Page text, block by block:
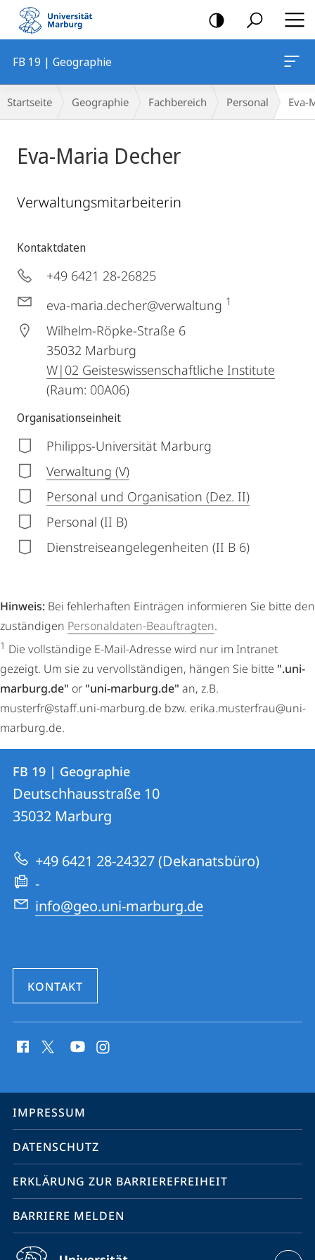
Mobile-
Navigation
FB 19 | Geographie
Breadcrumb-
Navigation
Startseite Geographie Fachbereich Personal Eva-
Eva-Maria Decher
Verwaltungsmitarbeiterin
Kontaktdaten
+49 6421 28-26825
eva-maria.decher@verwaltung 1
Wilhelm-Röpke-Straße 6
35032 Marburg
W|02 Geisteswissenschaftliche Institute
(Raum: 00A06)
Organisationseinheit
Philipps-Universität Marburg
Verwaltung (V)
Personal und Organisation (Dez. II)
Personal (II B)
Dienstreiseangelegenheiten (II B 6)
Hinweis: Bei fehlerhaften Einträgen informieren Sie bitte den
zuständigen Personaldaten-Beauftragten.
1 Die vollständige E-Mail-Adresse wird nur im Intranet
gezeigt. Um sie zu vervollständigen, hängen Sie bitte ".uni-
marburg.de" or "uni-marburg.de" an, z.B.
musterfr@staff.uni-marburg.de bzw. erika.musterfrau@uni-
marburg.de.
Kontakt
und
Informationen
zur
Website
Kontaktinformationen
FB
19
Geographie
FB 19 | Geographie
Deutschhausstraße 10
35032 Marburg
+49 6421 28-24327 (Dekanatsbüro)
-
info@geo.uni-marburg.de
KONTAKT
Media
Service-
Navigation
IMPRESSUM
DATENSCHUTZ
ERKLÄRUNG ZUR BARRIEREFREIHEIT
BARRIERE MELDEN